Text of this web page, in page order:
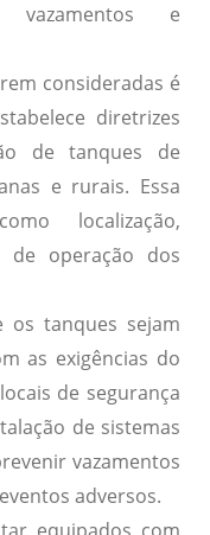
vazamentos e
consideradas é
diretrizes
de tanques de
e rurais. Essa
localização,
de operação dos
os tanques sejam
as exigências do
de segurança
de sistemas
vazamentos
adversos.